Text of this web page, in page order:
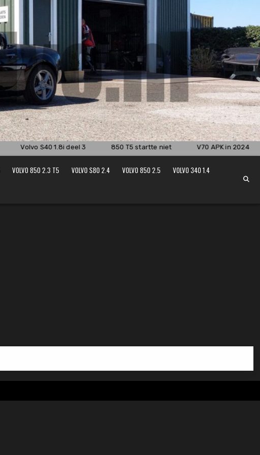
Volvo S40 1.8i deel 3 850 T5 startte niet V70 APK in 2024
VOLVO 850 2.3 T5 VOLVO S80 2.4 VOLVO 850 2.5
VOLVO 340 1.4